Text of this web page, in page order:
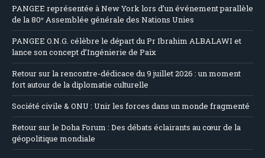
PANGEE représentée à New York lors d’un événement parallèle
de la 80ᵉ Assemblée générale des Nations Unies
PANGEE O.N.G. célèbre le départ du Pr Ibrahim ALBALAWI et
lance son concept d’Ingénierie de Paix
Retour sur la rencontre-dédicace du 9 juillet 2026 : un moment
fort autour de la diplomatie culturelle
Société civile & ONU : Unir les forces dans un monde fragmenté
Retour sur le Doha Forum : Des débats éclairants au cœur de la
géopolitique mondiale